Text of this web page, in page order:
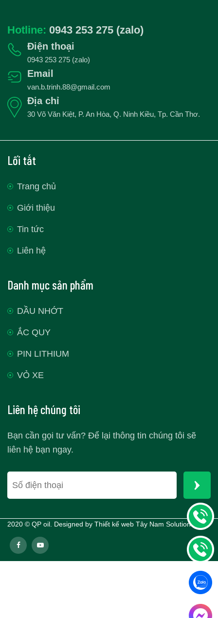
Hotline: 0943 253 275 (zalo)
Điện thoại
0943 253 275 (zalo)
Email
van.b.trinh.88@gmail.com
Địa chỉ
30 Võ Văn Kiệt, P. An Hòa, Q. Ninh Kiều, Tp. Cần Thơ.
Lối tắt
Trang chủ
Giới thiệu
Tin tức
Liên hệ
Danh mục sản phẩm
DẦU NHỚT
ẮC QUY
PIN LITHIUM
VỎ XE
Liên hệ chúng tôi
Bạn cần gọi tư vấn? Để lại thông tin chúng tôi sẽ
liên hệ bạn ngay.
2020 © QP oil. Designed by Thiết kế web Tây Nam Solutions